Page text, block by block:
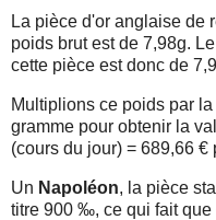
La pièce d'or anglaise de
poids brut est de 7,98g.
cette pièce est donc de
Multiplions ce poids par
gramme pour obtenir la
(cours du jour) = 689,66 €
Un Napoléon, la pièce
titre 900 ‰, ce qui fait que